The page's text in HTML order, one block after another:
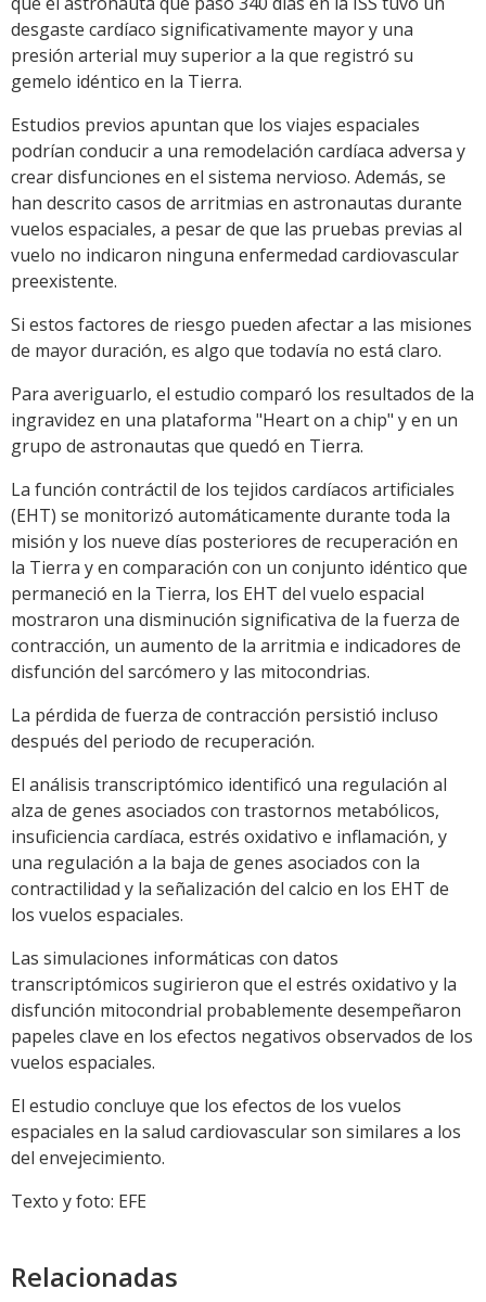
desgaste cardíaco significativamente mayor y una
presión arterial muy superior a la que registró su
gemelo idéntico en la Tierra.
Estudios previos apuntan que los viajes espaciales
podrían conducir a una remodelación cardíaca adversa y
crear disfunciones en el sistema nervioso. Además, se
han descrito casos de arritmias en astronautas durante
vuelos espaciales, a pesar de que las pruebas previas al
vuelo no indicaron ninguna enfermedad cardiovascular
preexistente.
Si estos factores de riesgo pueden afectar a las misiones
de mayor duración, es algo que todavía no está claro.
Para averiguarlo, el estudio comparó los resultados de la
ingravidez en una plataforma "Heart on a chip" y en un
grupo de astronautas que quedó en Tierra.
La función contráctil de los tejidos cardíacos artificiales
(EHT) se monitorizó automáticamente durante toda la
misión y los nueve días posteriores de recuperación en
la Tierra y en comparación con un conjunto idéntico que
permaneció en la Tierra, los EHT del vuelo espacial
mostraron una disminución significativa de la fuerza de
contracción, un aumento de la arritmia e indicadores de
disfunción del sarcómero y las mitocondrias.
La pérdida de fuerza de contracción persistió incluso
después del periodo de recuperación.
El análisis transcriptómico identificó una regulación al
alza de genes asociados con trastornos metabólicos,
insuficiencia cardíaca, estrés oxidativo e inflamación, y
una regulación a la baja de genes asociados con la
contractilidad y la señalización del calcio en los EHT de
los vuelos espaciales.
Las simulaciones informáticas con datos
transcriptómicos sugirieron que el estrés oxidativo y la
disfunción mitocondrial probablemente desempeñaron
papeles clave en los efectos negativos observados de los
vuelos espaciales.
El estudio concluye que los efectos de los vuelos
espaciales en la salud cardiovascular son similares a los
del envejecimiento.
Texto y foto: EFE
Relacionadas